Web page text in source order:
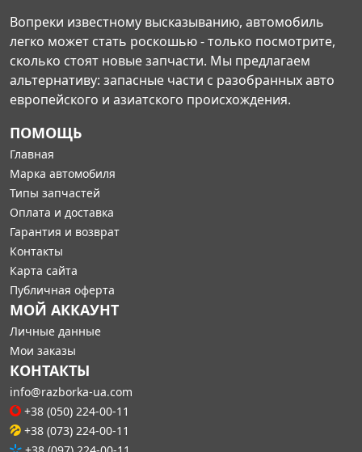
Вопреки известному высказыванию, автомобиль
легко может стать роскошью - только посмотрите,
сколько стоят новые запчасти. Мы предлагаем
альтернативу: запасные части с разобранных авто
европейского и азиатского происхождения.
ПОМОЩЬ
Главная
Марка автомобиля
Типы запчастей
Оплата и доставка
Гарантия и возврат
Контакты
Карта сайта
Публичная оферта
МОЙ АККАУНТ
Личные данные
Мои заказы
КОНТАКТЫ
info@razborka-ua.com
+38 (050) 224-00-11
+38 (073) 224-00-11